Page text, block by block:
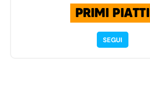
PRIMI PIATTI
SEGUI